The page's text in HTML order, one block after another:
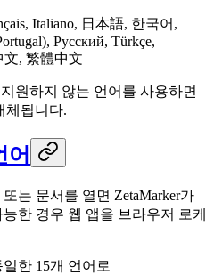
Italiano, 日本語, 한국어,
Русский, Türkçe,
文, 繁體中文
원하지 않는 언어를 사용하면
체됩니다.
어
는 문서를 열면 ZetaMarker가
한 경우 웹 앱을 브라우저 로케
한 15개 언어로